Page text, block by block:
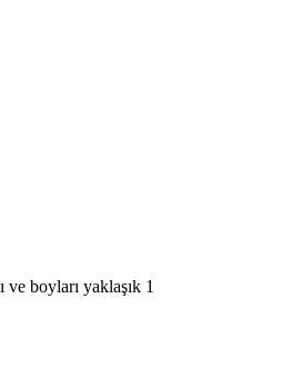
boyları yaklaşık 1